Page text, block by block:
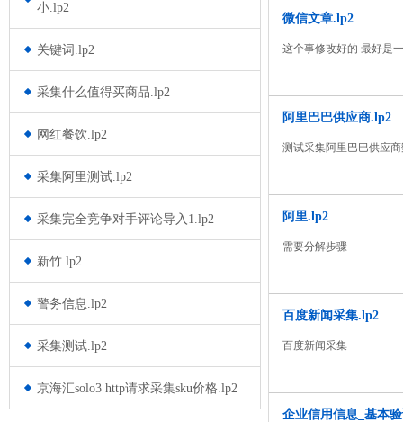
小.lp2
关键词.lp2
采集什么值得买商品.lp2
网红餐饮.lp2
采集阿里测试.lp2
采集完全竞争对手评论导入1.lp2
新竹.lp2
警务信息.lp2
采集测试.lp2
京海汇solo3 http请求采集sku价格.lp2
微信文章.lp2
这个事修改好的 最好是
阿里巴巴供应商.lp2
测试采集阿里巴巴供应
阿里.lp2
需要分解步骤
百度新闻采集.lp2
百度新闻采集
企业信用信息_基本